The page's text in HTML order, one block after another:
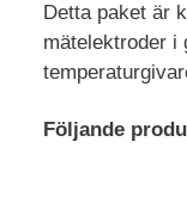
Detta paket är
mätelektroder i
Följande